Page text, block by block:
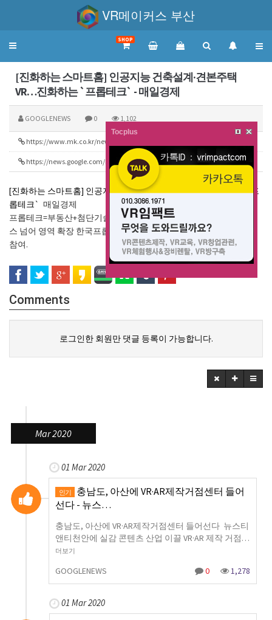
VR메이커스 부산
Toggle
SHOP
[진화하는 스마트홈] 인공지능 건축설계·견본주택
VR…진화하는 `프롭테크` - 매일경제
GOOGLENEWS 0 1,102
https://www.mk.co.kr/news/realestate/view/2019/03/169455/
250
https://news.google.com/rss/search?q=vr&hl=ko&gl=KR&ceid=KR:ko
[진화하는 스마트홈] 인공지능 건축설계·견본주택 VR…진화하는 `프
롭테크` 매일경제
프롭테크=부동산+첨단기술 공사현장 드론·AI 수익추정 등 중계서비
스 넘어 영역 확장 한국프롭테크포럼 발족 한양건설·큐픽스 등 62곳
참여.
Comments
로그인한 회원만 댓글 등록이 가능합니다.
Mar 2020
01 Mar 2020
인기
충남도, 아산에 VR·AR제작거점센터 들어
선다 - 뉴스…
충남도, 아산에 VR·AR제작거점센터 들어선다 뉴스티
앤티천안에 실감 콘텐츠 산업 이끌 VR·AR 제작 거점…
더보기
GOOGLENEWS 0 1,278
01 Mar 2020
Tocplus